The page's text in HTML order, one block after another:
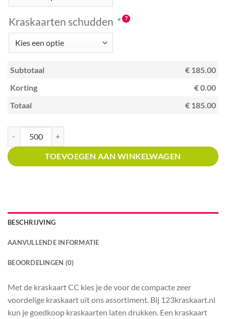
Kraskaarten schudden *
Subtotaal
€ 185.00
Korting
€ 0.00
Totaal
€ 185.00
TOEVOEGEN AAN WINKELWAGEN
BESCHRIJVING
AANVULLENDE INFORMATIE
BEOORDELINGEN (0)
Met de kraskaart CC kies je de voor de compacte zeer
voordelige kraskaart uit ons assortiment. Bij 123kraskaart.nl
kun je goedkoop kraskaarten laten drukken. Een kraskaart